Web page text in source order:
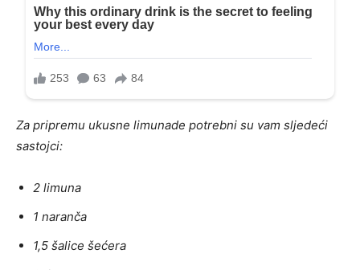
Za pripremu ukusne limunade potrebni su vam sljedeći
sastojci:
2 limuna
1 naranča
1,5 šalice šećera